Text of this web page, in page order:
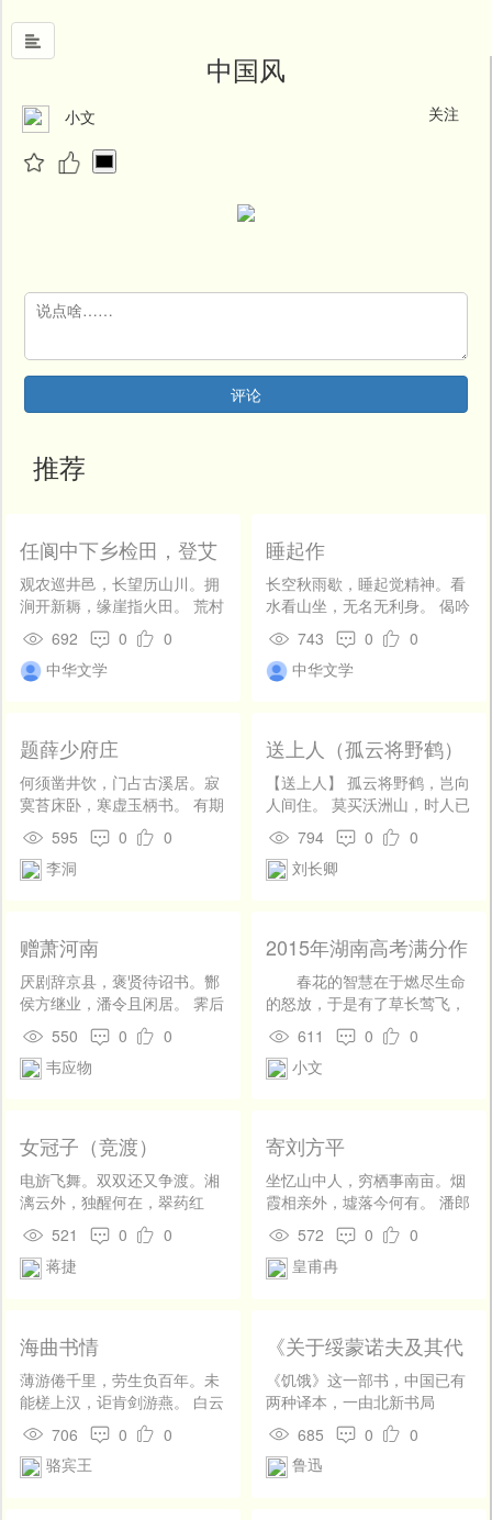
首
墨
人
堂
社
区
登
中国风
关注
小文
评论
推荐
任阆中下乡检田，登艾
萧山北望
观农巡井邑，长望历山川。拥
涧开新耨，缘崖指火田。 荒村
无径陌，古戍有风烟。瓠叶萦
篱长，藤花绕架悬。 岸高攒树
石，水净写云天。回首乡关
692 0
0
中华文学
睡起作
长空秋雨歇，睡起觉精神。看
水看山坐，无名无利身。 偈吟
诸祖意，茶碾去年春。此外谁
相识，孤云到砌频。
743 0
0
中华文学
题薛少府庄
何须凿井饮，门占古溪居。寂
寞苔床卧，寒虚玉柄书。 有期
登白阁，又得赏红蕖。清浅蒲
根水，时看鹭啄鱼。
595 0
0
李洞
送上人（孤云将野鹤）
【送上人】 孤云将野鹤，岂向
人间住。 莫买沃洲山，时人已
知处。[1]
794 0
0
刘长卿
赠萧河南
厌剧辞京县，褒贤待诏书。酂
侯方继业，潘令且闲居。 霁后
三川冷，秋深万木疏。对琴无
一事，新兴复何如。
550 0
0
韦应物
2015年湖南高考满分作
文：智者若树
春花的智慧在于燃尽生命
的怒放，于是有了草长莺飞，
最美人间四月天。夏蝉的智慧
在于蛰伏地底十七年，于是有
了一朝破土，一鸣惊人。凤凰
而树的智慧，却远不止如此。
智者，若“树”。 “要有最朴
素的生活和最崇高的理想，即
使明日天寒地冻、路遥马
亡。”树的智慧在于志存高远。
正如高晓松所说：人生不应当
只有苟且与当下，还应有诗和
了罗盘的水手。有了目标与方
向，我们才能更好地到达终
点。“为中华之崛起而读
书，”立下了这样志向的周恩来
未曾彷徨，引领着中国走向富
强。“如果再让我做一次选择，
我仍选择中国，选择核事业”，
611 0
0
小文
女冠子（竞渡）
电旂飞舞。双双还又争渡。湘
漓云外，独醒何在，翠药红
蘅，芳菲如故。深衷全未语。
不似素车白马，卷潮起怒。但
悄然、千载旧迹，时有闲人吊
璐。料贝阙隐隐，骑鲸烟雾。
楚妃花倚暮。□□琼箫吹了，溯
波同步。待月明洲渚，小留旌
节，朗吟骚赋。
521 0
0
蒋捷
寄刘方平
坐忆山中人，穷栖事南亩。烟
霞相亲外，墟落今何有。 潘郎
作赋年，陶令辞官后。达生遗
自适，良愿固无负。 田取颍水
流，树入阳城口。岁暮忧思
572 0
0
皇甫冉
海曲书情
薄游倦千里，劳生负百年。未
能槎上汉，讵肯剑游燕。 白云
照春海，青山横曙天。江涛让
双璧，渭水掷三钱。 坐惜风光
晚，长歌独块然。
706 0
0
骆宾王
《关于绥蒙诺夫及其代
表作〈饥饿〉》译者附
记〔1〕
《饥饿》这一部书，中国已有
两种译本，一由北新书局
〔2〕印行，一载《东方杂
志》。并且《小说月报》上又
还有很长的批评〔3〕了。这
685 0
0
鲁迅